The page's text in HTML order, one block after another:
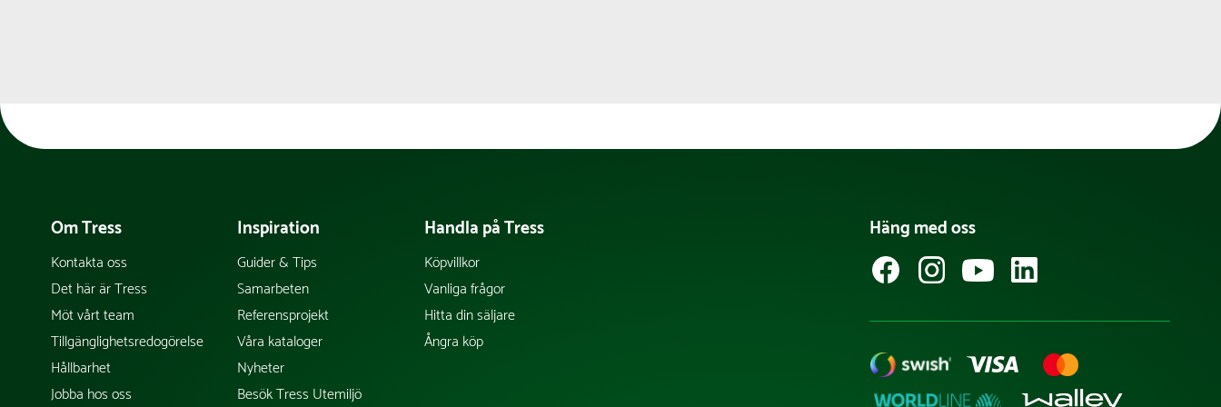
Om Tress
Kontakta oss
Det här är Tress
Möt vårt team
Tillgänglighetsredogörelse
Hållbarhet
Jobba hos oss
Inspiration
Guider & Tips
Samarbeten
Referensprojekt
Våra kataloger
Nyheter
Besök Tress Utemiljö
Handla på Tress
Köpvillkor
Vanliga frågor
Hitta din säljare
Ångra köp
Häng med oss